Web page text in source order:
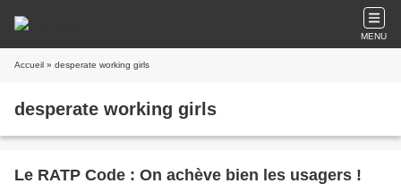
MENU
Accueil » desperate working girls
desperate working girls
Le RATP Code : On achève bien les usagers !